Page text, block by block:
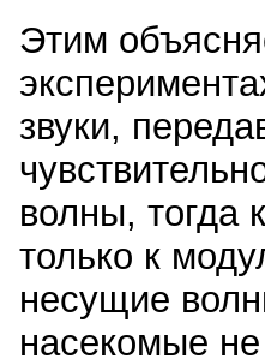
Этим
звуки,
волны, тогда
только к
несущие
насекомые